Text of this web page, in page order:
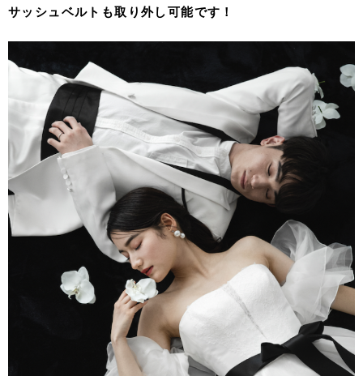
サッシュベルトも取り外し可能です！